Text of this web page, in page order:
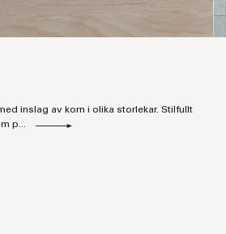
inslag av korn i olika storlekar. Stilfullt
p...